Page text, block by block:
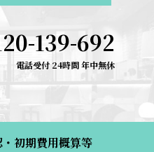
139-692
電話受付 24時間 年中無休
初期費用概算等